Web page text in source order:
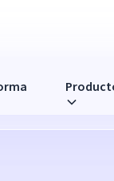
de Fortune 500